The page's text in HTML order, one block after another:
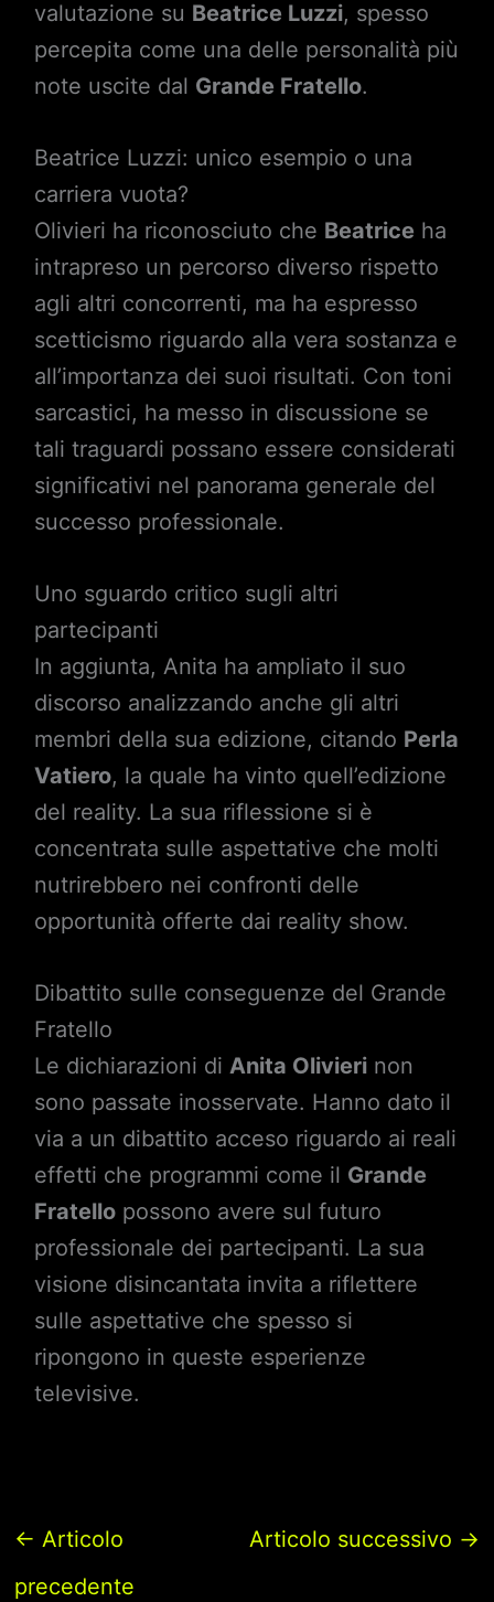
valutazione su Beatrice Luzzi, spesso
percepita come una delle personalità più
note uscite dal Grande Fratello.
Beatrice Luzzi: unico esempio o una
carriera vuota?
Olivieri ha riconosciuto che Beatrice ha
intrapreso un percorso diverso rispetto
agli altri concorrenti, ma ha espresso
scetticismo riguardo alla vera sostanza e
all’importanza dei suoi risultati. Con toni
sarcastici, ha messo in discussione se
tali traguardi possano essere considerati
significativi nel panorama generale del
successo professionale.
Uno sguardo critico sugli altri
partecipanti
In aggiunta, Anita ha ampliato il suo
discorso analizzando anche gli altri
membri della sua edizione, citando Perla
Vatiero, la quale ha vinto quell’edizione
del reality. La sua riflessione si è
concentrata sulle aspettative che molti
nutrirebbero nei confronti delle
opportunità offerte dai reality show.
Dibattito sulle conseguenze del Grande
Fratello
Le dichiarazioni di Anita Olivierinon
sono passate inosservate. Hanno dato il
via a un dibattito acceso riguardo ai reali
effetti che programmi come il Grande
Fratellopossono avere sul futuro
professionale dei partecipanti. La sua
visione disincantata invita a riflettere
sulle aspettative che spesso si
ripongono in queste esperienze
televisive.
← Articolo
precedente
Articolo successivo →